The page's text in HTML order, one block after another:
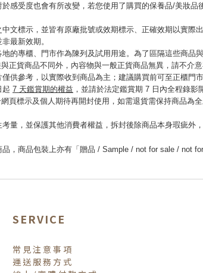
感受度也會有所改變，若您使用了購買的保養品/美妝品
文標示，並皆有原廠批號或效期標示、正確效期以實際出
最新效期。
的專櫃、門市作為陳列及試用用途。為了區隔這些商
正貨商品不同外，內容物與一般正貨商品無異，請不介意
供參考，以實際收到商品為主；建議購買前可至正櫃門市
起 7 天鑑賞期的權益 ，並請於法定鑑賞期 7 日內全程錄影
頁標示及個人期待再開封使用，如需退貨需保持商品
量，並保護其他消費者權益，拆封後除商品本身瑕疵
，商品包裝上亦有「贈品 / Sample / not for sale / not
SERVICE
常見注意事項
運送服務方式